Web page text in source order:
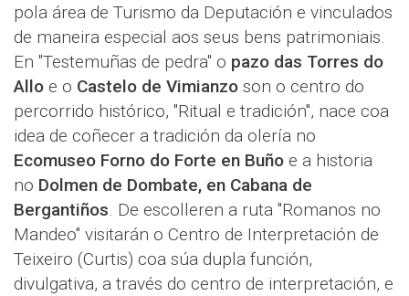
pola área de Turismo da Deputación e vinculados
de maneira especial aos seus bens patrimoniais.
En "Testemuñas de pedra" o pazo das Torres do
Allo e o Castelo de Vimianzo son o centro do
percorrido histórico, "Ritual e tradición", nace coa
idea de coñecer a tradición da olería no
Ecomuseo Forno do Forte en Buño e a historia
no Dolmen de Dombate, en Cabana de
Bergantiños . De escolleren a ruta "Romanos no
Mandeo" visitarán o Centro de Interpretación de
Teixeiro (Curtis) coa súa dupla función,
divulgativa, a través do centro de interpretación, e